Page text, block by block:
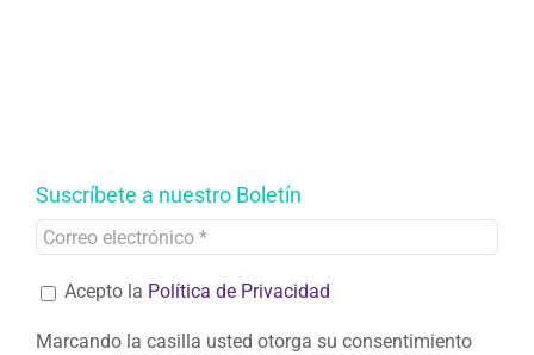
Suscríbete a nuestro Boletín
Acepto la Política de Privacidad
Marcando la casilla usted otorga su consentimiento